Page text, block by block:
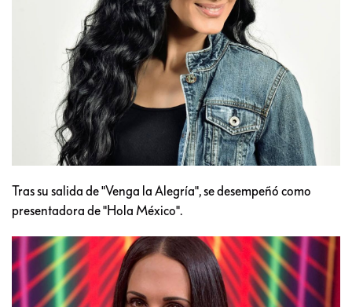
Tras su salida de "Venga la Alegría", se desempeñó como
presentadora de "Hola México".